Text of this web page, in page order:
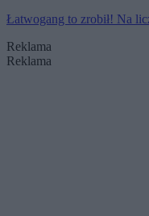
Łatwogang to zrobił! Na
Reklama
Reklama